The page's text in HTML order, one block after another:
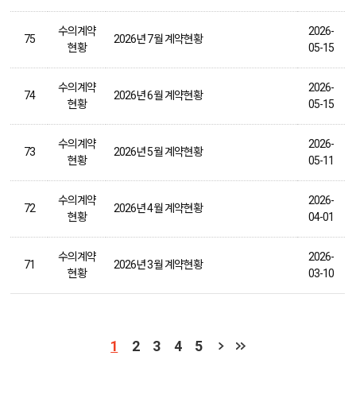
75
수의계약
현황
2026년 7월 계약현황
2026-
05-15
74
수의계약
현황
2026년 6월 계약현황
2026-
05-15
73
수의계약
현황
2026년 5월 계약현황
2026-
05-11
72
수의계약
현황
2026년 4월 계약현황
2026-
04-01
71
수의계약
현황
2026년 3월 계약현황
2026-
03-10
1 2 3 4 5